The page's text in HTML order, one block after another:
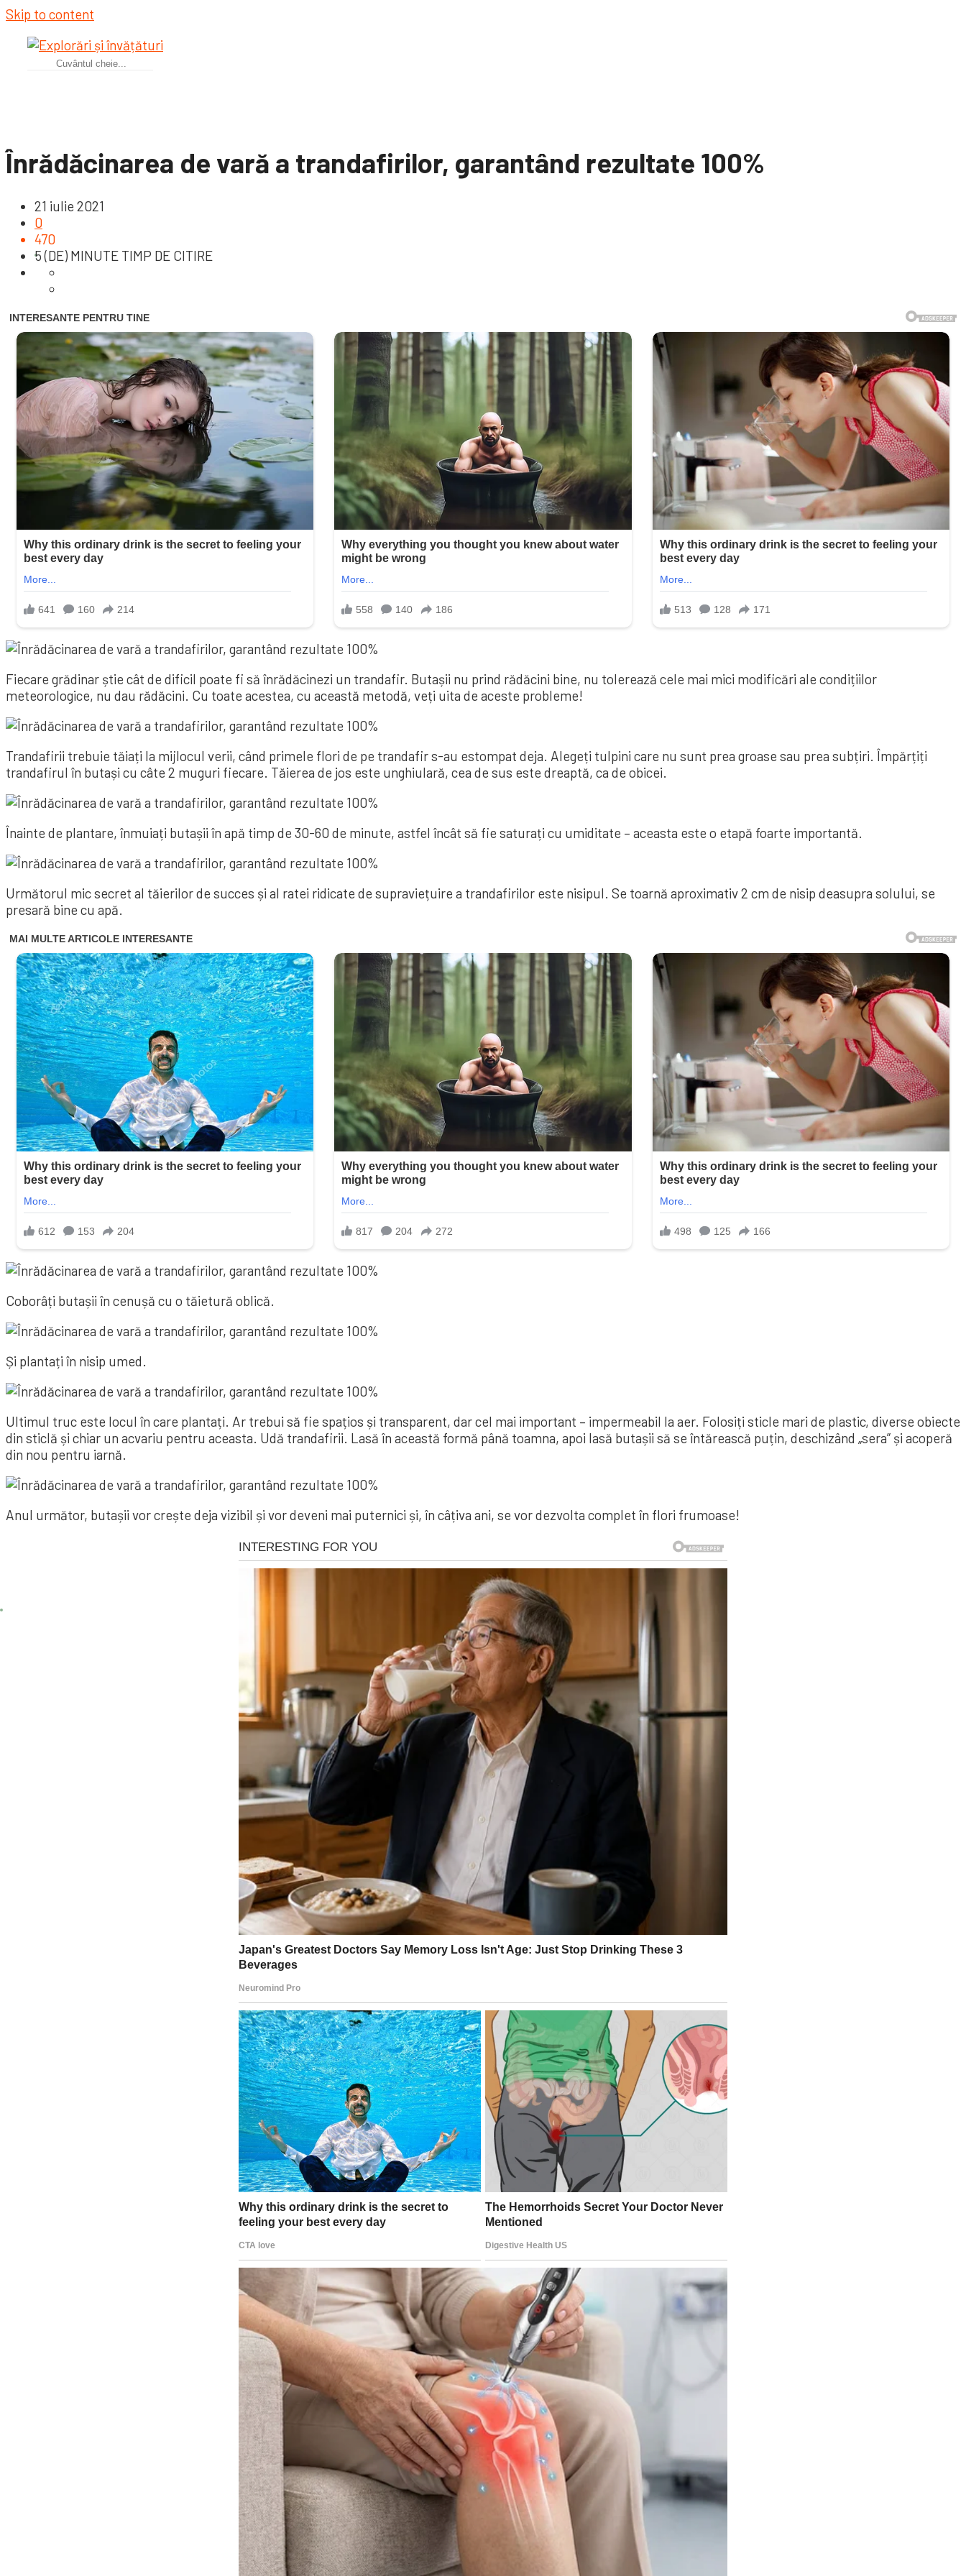
Skip to content
Înrădăcinarea de vară a trandafirilor, garantând rezultate 100%
21 iulie 2021
0
470
5 (DE) MINUTE TIMP DE CITIRE
Fiecare grădinar știe cât de dificil poate fi să înrădăcinezi un trandafir. Butașii nu prind rădăcini bine, nu tolerează cele mai mici modificări ale condițiilor
meteorologice, nu dau rădăcini. Cu toate acestea, cu această metodă, veți uita de aceste probleme!
Trandafirii trebuie tăiați la mijlocul verii, când primele flori de pe trandafir s-au estompat deja. Alegeți tulpini care nu sunt prea groase sau prea subțiri. Împărțiți
trandafirul în butași cu câte 2 muguri fiecare. Tăierea de jos este unghiulară, cea de sus este dreaptă, ca de obicei.
Înainte de plantare, înmuiați butașii în apă timp de 30-60 de minute, astfel încât să fie saturați cu umiditate – aceasta este o etapă foarte importantă.
Următorul mic secret al tăierilor de succes și al ratei ridicate de supraviețuire a trandafirilor este nisipul. Se toarnă aproximativ 2 cm de nisip deasupra solului, se
presară bine cu apă.
Coborâți butașii în cenușă cu o tăietură oblică.
Și plantați în nisip umed.
Ultimul truc este locul în care plantați. Ar trebui să fie spațios și transparent, dar cel mai important – impermeabil la aer. Folosiți sticle mari de plastic, diverse obiecte
din sticlă și chiar un acvariu pentru aceasta. Udă trandafirii. Lasă în această formă până toamna, apoi lasă butașii să se întărească puțin, deschizând „sera” și acoperă
din nou pentru iarnă.
Anul următor, butașii vor crește deja vizibil și vor deveni mai puternici și, în câțiva ani, se vor dezvolta complet în flori frumoase!